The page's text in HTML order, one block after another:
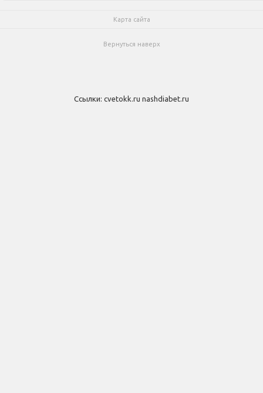
Карта сайта
Вернуться наверх
Ссылки: cvetokk.ru nashdiabet.ru